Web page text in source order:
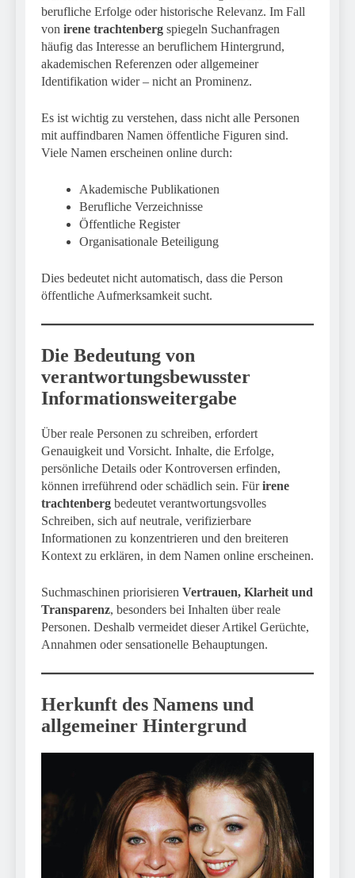
berufliche Erfolge oder historische Relevanz. Im Fall
von irene trachtenberg spiegeln Suchanfragen
häufig das Interesse an beruflichem Hintergrund,
akademischen Referenzen oder allgemeiner
Identifikation wider – nicht an Prominenz.
Es ist wichtig zu verstehen, dass nicht alle Personen
mit auffindbaren Namen öffentliche Figuren sind.
Viele Namen erscheinen online durch:
Akademische Publikationen
Berufliche Verzeichnisse
Öffentliche Register
Organisationale Beteiligung
Dies bedeutet nicht automatisch, dass die Person
öffentliche Aufmerksamkeit sucht.
Die Bedeutung von
verantwortungsbewusster
Informationsweitergabe
Über reale Personen zu schreiben, erfordert
Genauigkeit und Vorsicht. Inhalte, die Erfolge,
persönliche Details oder Kontroversen erfinden,
können irreführend oder schädlich sein. Fürirene
trachtenberg bedeutet verantwortungsvolles
Schreiben, sich auf neutrale, verifizierbare
Informationen zu konzentrieren und den breiteren
Kontext zu erklären, in dem Namen online erscheinen.
Suchmaschinen priorisieren Vertrauen, Klarheit und
Transparenz, besonders bei Inhalten über reale
Personen. Deshalb vermeidet dieser Artikel Gerüchte,
Annahmen oder sensationelle Behauptungen.
Herkunft des Namens und
allgemeiner Hintergrund